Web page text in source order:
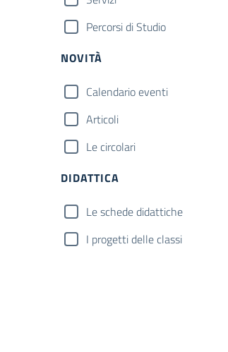
Percorsi di Studio
NOVITÀ
Calendario eventi
Articoli
Le circolari
DIDATTICA
Le schede didattiche
I progetti delle classi